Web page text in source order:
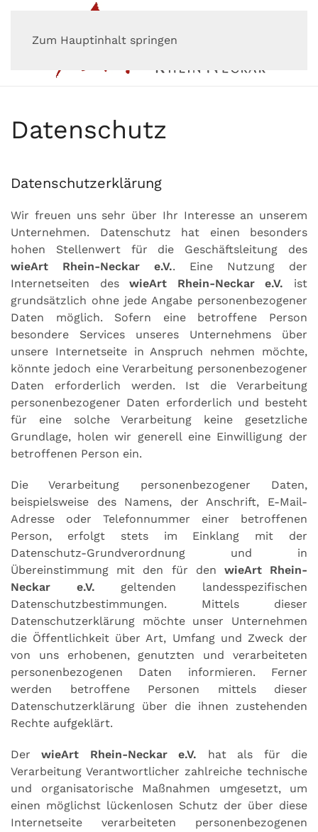
Zum Hauptinhalt springen
Datenschutz
Datenschutzerklärung
Wir freuen uns sehr über Ihr Interesse an unserem
Unternehmen. Datenschutz hat einen besonders
hohen Stellenwert für die Geschäftsleitung des
wieArt Rhein-Neckar e.V.. Eine Nutzung der
Internetseiten deswieArt Rhein-Neckar e.V. ist
grundsätzlich ohne jede Angabe personenbezogener
Daten möglich. Sofern eine betroffene Person
besondere Services unseres Unternehmens über
unsere Internetseite in Anspruch nehmen möchte,
könnte jedoch eine Verarbeitung personenbezogener
Daten erforderlich werden. Ist die Verarbeitung
personenbezogener Daten erforderlich und besteht
für eine solche Verarbeitung keine gesetzliche
Grundlage, holen wir generell eine Einwilligung der
betroffenen Person ein.
Die Verarbeitung personenbezogener Daten,
beispielsweise des Namens, der Anschrift, E-Mail-
Adresse oder Telefonnummer einer betroffenen
Person, erfolgt stets im Einklang mit der
Datenschutz-Grundverordnung und in
Übereinstimmung mit den für den wieArt Rhein-
Neckar e.V. geltenden landesspezifischen
Datenschutzbestimmungen. Mittels dieser
Datenschutzerklärung möchte unser Unternehmen
die Öffentlichkeit über Art, Umfang und Zweck der
von uns erhobenen, genutzten und verarbeiteten
personenbezogenen Daten informieren. Ferner
werden betroffene Personen mittels dieser
Datenschutzerklärung über die ihnen zustehenden
Rechte aufgeklärt.
DerwieArt Rhein-Neckar e.V. hat als für die
Verarbeitung Verantwortlicher zahlreiche technische
und organisatorische Maßnahmen umgesetzt, um
einen möglichst lückenlosen Schutz der über diese
Internetseite verarbeiteten personenbezogenen